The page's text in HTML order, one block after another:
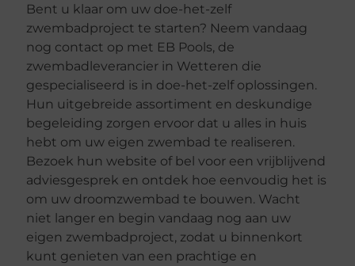
Bent u klaar om uw doe-het-zelf
zwembadproject te starten? Neem vandaag
nog contact op met EB Pools, de
zwembadleverancier in Wetteren die
gespecialiseerd is in doe-het-zelf oplossingen.
Hun uitgebreide assortiment en deskundige
begeleiding zorgen ervoor dat u alles in huis
hebt om uw eigen zwembad te realiseren.
Bezoek hun website of bel voor een vrijblijvend
adviesgesprek en ontdek hoe eenvoudig het is
om uw droomzwembad te bouwen. Wacht
niet langer en begin vandaag nog aan uw
eigen zwembadproject, zodat u binnenkort
kunt genieten van een prachtige en